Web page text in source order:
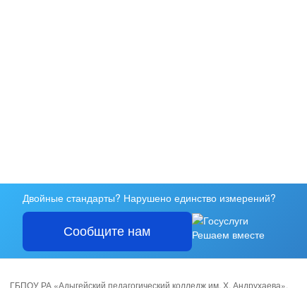
Двойные стандарты? Нарушено единство измерений?
Сообщите нам Решаем вместе
ГБПОУ РА «Адыгейский педагогический колледж им. Х. Андрухаева».